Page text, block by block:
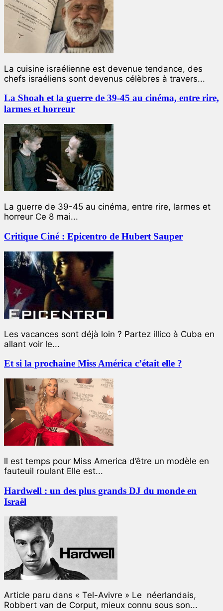
La cuisine israélienne est devenue tendance, des
chefs israéliens sont devenus célèbres à travers...
La Shoah et la guerre de 39-45 au cinéma, entre rire,
larmes et horreur
La guerre de 39-45 au cinéma, entre rire, larmes et
horreur Ce 8 mai...
Critique Ciné : Epicentro de Hubert Sauper
Les vacances sont déjà loin ? Partez illico à Cuba en
allant voir le...
Et si la prochaine Miss América c’était elle ?
ll est temps pour Miss America d’être un modèle en
fauteuil roulant Elle est...
Hardwell : un des plus grands DJ du monde en
Israël
Article paru dans « Tel-Avivre » Le néerlandais,
Robbert van de Corput, mieux connu sous son...